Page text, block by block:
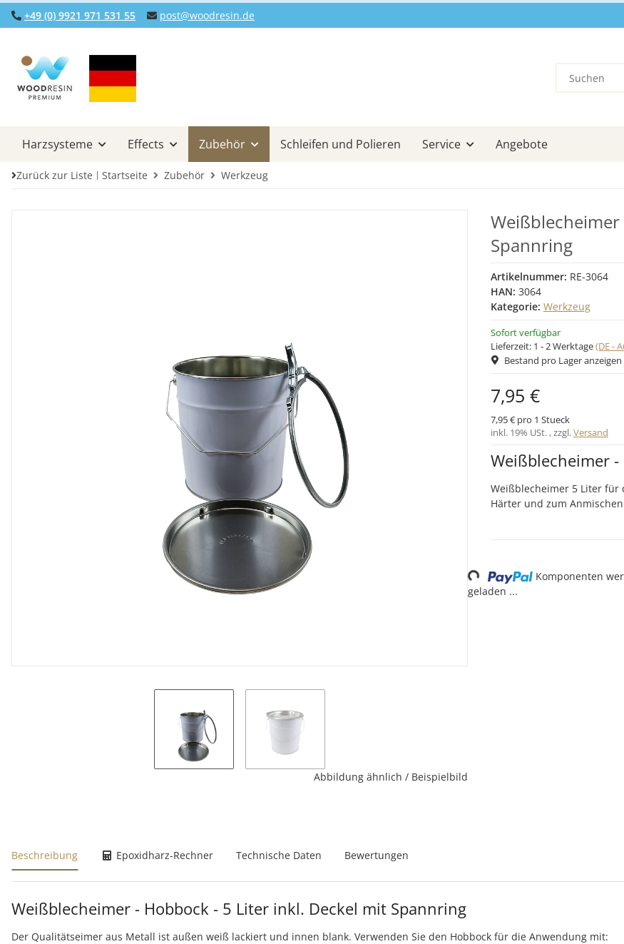
+49 (0) 9921 971 531 55 post@woodresin.de
Harzsysteme Effects Zubehör Schleifen und Polieren Service Angebote
Zurück zur Liste Startseite Zubehör Werkzeug
Abbildung ähnlich / Beispielbild
Spannring
Artikelnummer: RE-3064
HAN: 3064
Kategorie: Werkzeug
Sofort verfügbar
Lieferzeit: 1 - 2 Werktage(DE -
Bestand pro Lager anzeigen
7,95 €
7,95 € pro 1 Stueck
inkl. 19% USt. , zzgl.Versand
Weißblecheimer
Weißblecheimer 5 Liter für
Härter und zum
Loading...
Komponenten
geladen ...
weitere Registerkarten anzeigen
Beschreibung Epoxidharz-Rechner Technische Daten Bewertungen
Weißblecheimer - Hobbock - 5 Liter inkl. Deckel mit Spannring
Der Qualitätseimer aus Metall ist außen weiß lackiert und innen blank. Verwenden Sie den Hobbock für die Anwendung mit: